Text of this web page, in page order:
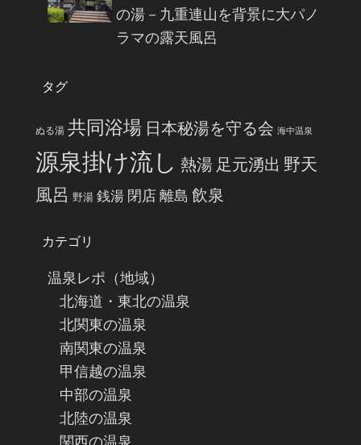
の湯－九重連山を背景に大パノ
ラマの露天風呂
タグ
ぬる湯 共同浴場 日本秘湯を守る会 海中温泉
源泉掛け流し 熱湯 足元湧出 野天
風呂 野湯 銭湯 閉店 離島 飲泉
カテゴリ
温泉レポ（地域）
北海道・東北の温泉
北関東の温泉
南関東の温泉
甲信越の温泉
中部の温泉
北陸の温泉
関西の温泉